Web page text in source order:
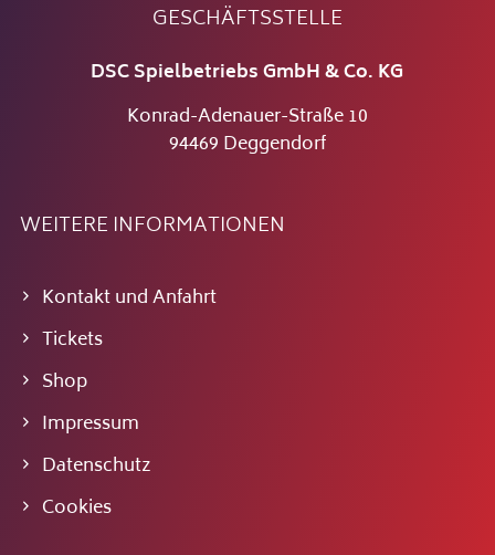
GESCHÄFTSSTELLE
DSC Spielbetriebs GmbH & Co. KG
Konrad-Adenauer-Straße 10
94469 Deggendorf
WEITERE INFORMATIONEN
Kontakt und Anfahrt
Tickets
Shop
Impressum
Datenschutz
Cookies